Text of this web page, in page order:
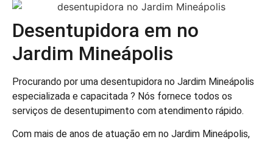
Desentupidora em no
Jardim Mineápolis
Procurando por uma desentupidora no Jardim Mineápolis
especializada e capacitada ? Nós fornece todos os
serviços de desentupimento com atendimento rápido.
Com mais de anos de atuação em no Jardim Mineápolis,